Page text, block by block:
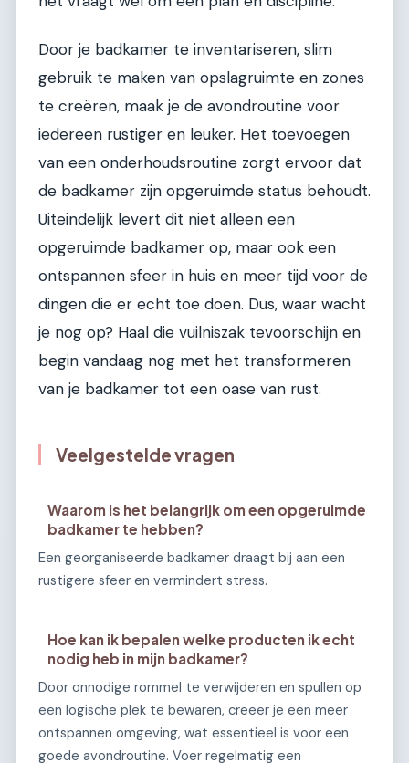
Door je badkamer te inventariseren, slim
gebruik te maken van opslagruimte en zones
te creëren, maak je de avondroutine voor
iedereen rustiger en leuker. Het toevoegen
van een onderhoudsroutine zorgt ervoor dat
de badkamer zijn opgeruimde status behoudt.
Uiteindelijk levert dit niet alleen een
opgeruimde badkamer op, maar ook een
ontspannen sfeer in huis en meer tijd voor de
dingen die er echt toe doen. Dus, waar wacht
je nog op? Haal die vuilniszak tevoorschijn en
begin vandaag nog met het transformeren
van je badkamer tot een oase van rust.
Veelgestelde vragen
Waarom is het belangrijk om een opgeruimde
badkamer te hebben?
Een georganiseerde badkamer draagt bij aan een
rustigere sfeer en vermindert stress.
Hoe kan ik bepalen welke producten ik echt
nodig heb in mijn badkamer?
Door onnodige rommel te verwijderen en spullen op
een logische plek te bewaren, creëer je een meer
ontspannen omgeving, wat essentieel is voor een
goede avondroutine. Voer regelmatig een